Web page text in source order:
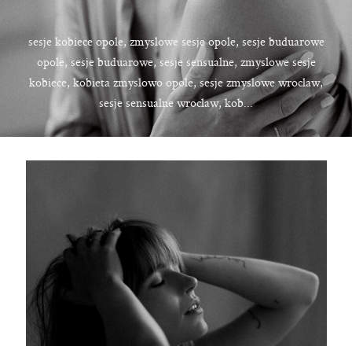
sesje kobiece opole, zmyslowe sesje opole, sesje buduarowe
opole, sesje buduarowe, sesje sensualne, zmyslowe sesje
kobiece, kobieta zmyslowo opole, sesje zmyslowe wroclaw,
sesje sensualne wroclaw, kob...
UMÓW SIĘ ZE MNĄ →